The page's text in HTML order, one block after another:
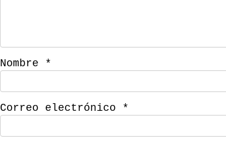
Nombre *
Correo electrónico *